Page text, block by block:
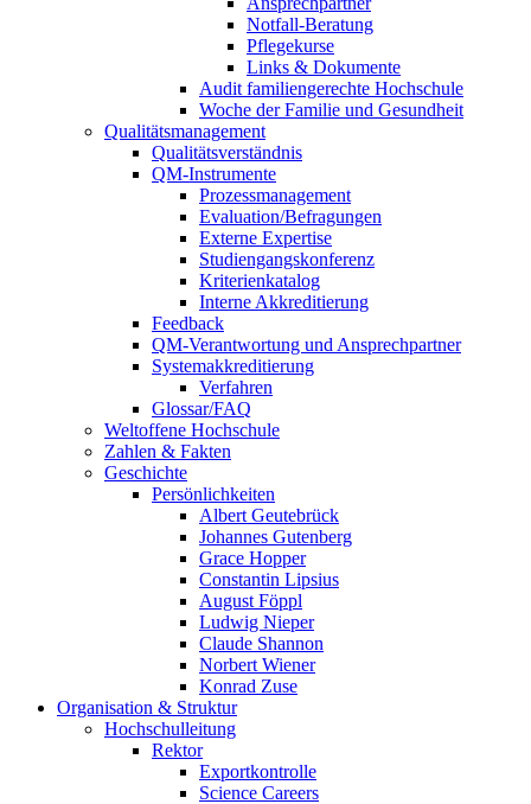
Notfall-Beratung
Pflegekurse
Links & Dokumente
Audit familiengerechte Hochschule
Woche der Familie und Gesundheit
Qualitätsmanagement
Qualitätsverständnis
QM-Instrumente
Prozessmanagement
Evaluation/Befragungen
Externe Expertise
Studiengangskonferenz
Kriterienkatalog
Interne Akkreditierung
Feedback
QM-Verantwortung und Ansprechpartner
Systemakkreditierung
Verfahren
Glossar/FAQ
Weltoffene Hochschule
Zahlen & Fakten
Geschichte
Persönlichkeiten
Albert Geutebrück
Johannes Gutenberg
Grace Hopper
Constantin Lipsius
August Föppl
Ludwig Nieper
Claude Shannon
Norbert Wiener
Konrad Zuse
Organisation & Struktur
Hochschulleitung
Rektor
Exportkontrolle
Science Careers